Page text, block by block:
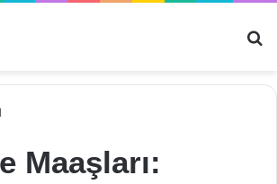
Maaşları: